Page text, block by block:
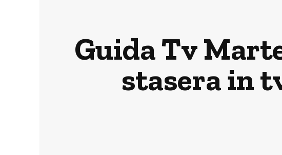
Guida Tv
stasera in